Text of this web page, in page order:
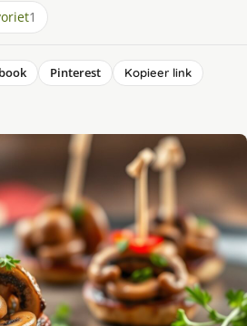
1
Pinterest
Kopieer link